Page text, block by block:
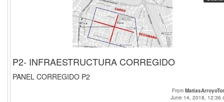
P2- INFRAESTRUCTURA CORREGIDO
PANEL CORREGIDO P2
From
June 14, 2018, 12:36